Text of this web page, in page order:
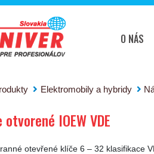
O NÁS
Elektromobily a hybridy
otvorené IOEW VDE
IOEW VDE
otevřené klíče 6 – 32 klasifikace